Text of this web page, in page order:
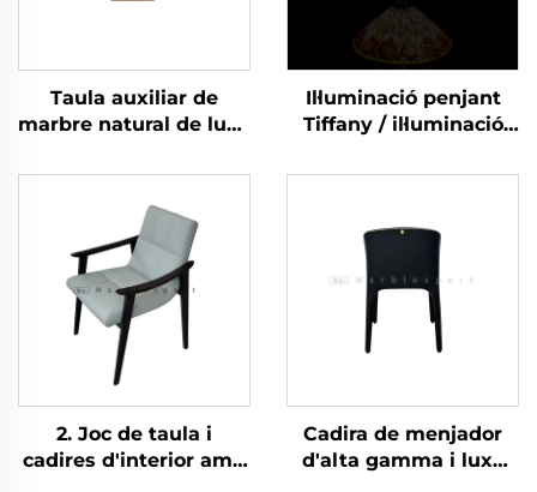
Taula auxiliar de
marbre natural de luxe
Il·luminació penjant
Tiffany / il·luminació
pedra natural de gran
penjant Tiffany de
pedra semipreciosa /
llum bàrroc modern /
llum de luxe clàssic-5
2. Joc de taula i
cadires d'interior amb
Cadira de menjador
d'alta gamma i luxe